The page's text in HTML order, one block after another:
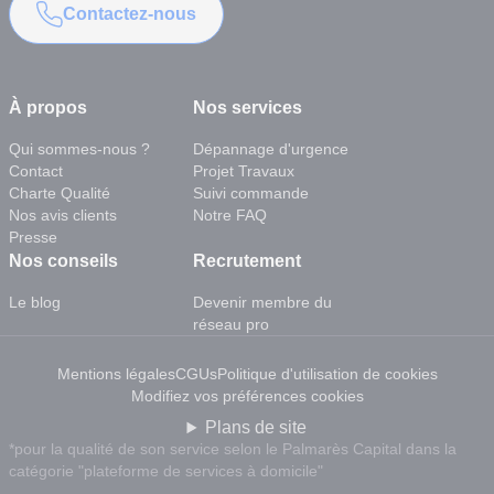
À propos
Qui sommes-nous ?
Contact
Charte Qualité
Nos avis clients
Presse
Nos services
Dépannage d'urgence
Projet Travaux
Suivi commande
Notre FAQ
Nos conseils
Le blog
Recrutement
Devenir membre du
réseau pro
Contactez-nous
*pour la qualité de son service selon le Palmarès Capital dans la
catégorie "plateforme de services à domicile"
Mentions légalesCGUsPolitique d'utilisation de cookies
Modifiez vos préférences cookies
Plans de site